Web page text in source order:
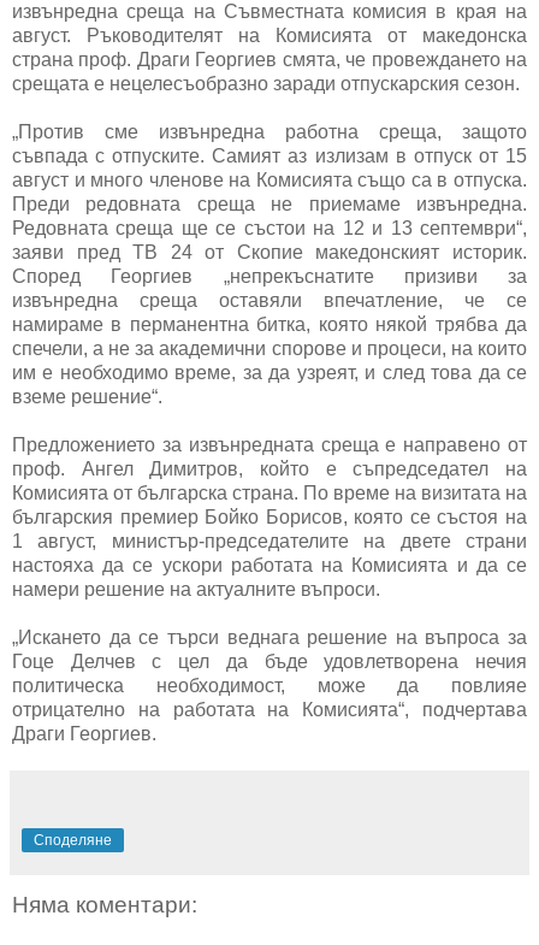
извънредна среща на Съвместната комисия в края на
август. Ръководителят на Комисията от македонска
страна проф. Драги Георгиев смята, че провеждането на
срещата е нецелесъобразно заради отпускарския сезон.
„Против сме извънредна работна среща, защото
съвпада с отпуските. Самият аз излизам в отпуск от 15
август и много членове на Комисията също са в отпуска.
Преди редовната среща не приемаме извънредна.
Редовната среща ще се състои на 12 и 13 септември“,
заяви пред ТВ 24 от Скопие македонският историк.
Според Георгиев „непрекъснатите призиви за
извънредна среща оставяли впечатление, че се
намираме в перманентна битка, която някой трябва да
спечели, а не за академични спорове и процеси, на които
им е необходимо време, за да узреят, и след това да се
вземе решение“.
Предложението за извънредната среща е направено от
проф. Ангел Димитров, който е съпредседател на
Комисията от българска страна. По време на визитата на
българския премиер Бойко Борисов, която се състоя на
1 август, министър-председателите на двете страни
настояха да се ускори работата на Комисията и да се
намери решение на актуалните въпроси.
„Искането да се търси веднага решение на въпроса за
Гоце Делчев с цел да бъде удовлетворена нечия
политическа необходимост, може да повлияе
отрицателно на работата на Комисията“, подчертава
Драги Георгиев.
Споделяне
Няма коментари: